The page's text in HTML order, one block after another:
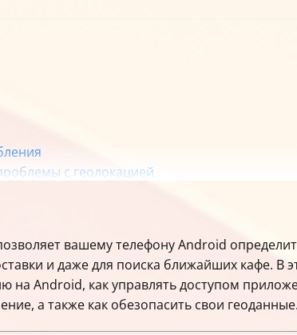
с геолокацией
(опционально)
вашему телефону Android
и даже для поиска ближайших кафе. В
на Android, как управлять доступом
а также как обезопасить свои геоданные.